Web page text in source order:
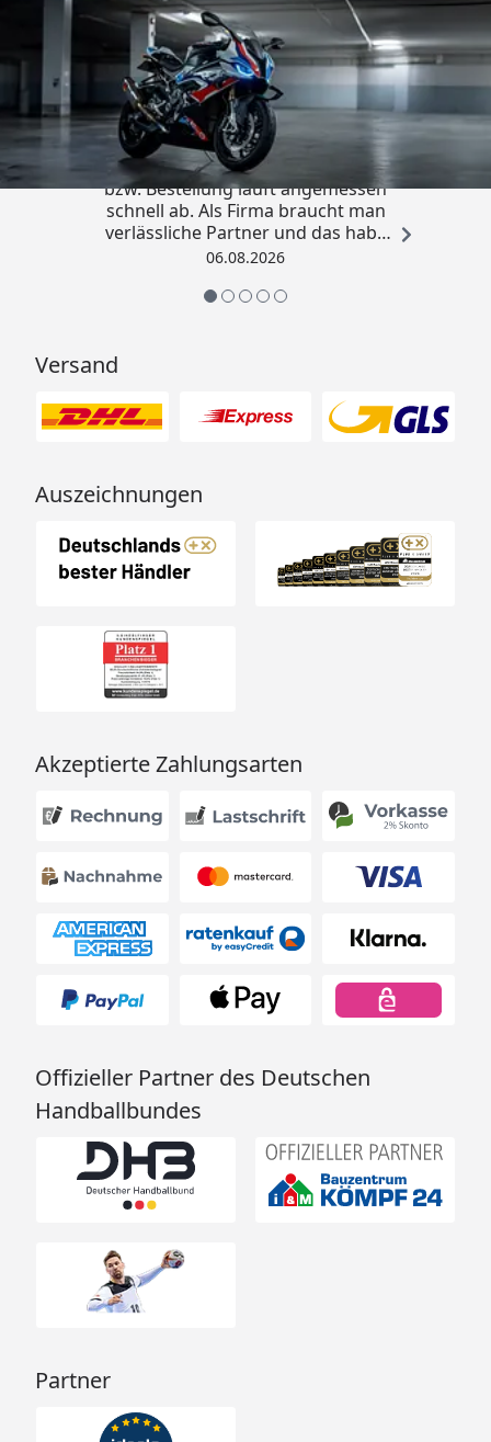
Trusted Shops
4,85/ 5
„Die Abwicklung eines Auftrages
bzw. Bestellung läuft angemessen
schnell ab. Als Firma braucht man
verlässliche Partner und das habe
ich hier gefunden.“
06.08.2026
Versand
Auszeichnungen
Akzeptierte Zahlungsarten
Offizieller Partner des Deutschen
Handballbundes
Partner